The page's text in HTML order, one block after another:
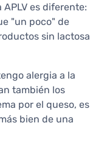
es diferente:
"un poco" de
sin lactosa
alergia a la
también los
por el queso, es
bien de una